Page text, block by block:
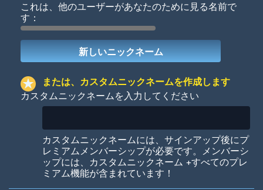
Woof
Colorful
これは、他のユーザーがあなたのために見る名前で
す：
または、カスタムニックネームを作成します
カスタムニックネームを入力してください
カスタムニックネームには、サインアップ後にプ
レミアムメンバーシップが必要です。メンバーシ
ップには、カスタムニックネーム +すべてのプレ
ミアム機能が含まれています！